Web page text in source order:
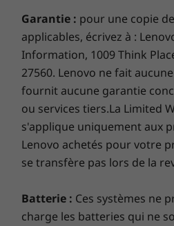
Data is encrypted by the
Platform Module (dTPM),
securely with just your
Contenu de la boîte
ThinkPad X1 Nano Gen 2
Batterie interne
USB-C 65 W (prend en charge
Guide de démarrage rapide
Plus d'informations
Liste complète des
pièces commençant par 21E8
Garantie : pour une copie
applicables, écrivez à :
Information, 1009 Think
27560. Lenovo ne fait
fournit aucune garantie
ou services tiers.La Limited
s'applique uniquement aux
Lenovo achetés pour votre
se transfère pas lors de la
Batterie : Ces systèmes ne
charge les batteries qui ne